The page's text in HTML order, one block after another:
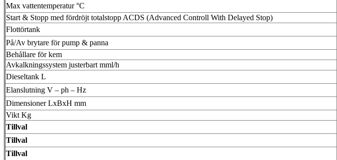
Max vattentemperatur °C
Start & Stopp med fördröjt totalstopp ACDS (Advanced Controll With Delayed Stop)
Flottörtank
På/Av brytare för pump & panna
Behållare för kem
Avkalkningssystem justerbart mml/h
Dieseltank L
Elanslutning V – ph – Hz
Dimensioner LxBxH mm
Vikt Kg
Tillval
Tillval
Tillval